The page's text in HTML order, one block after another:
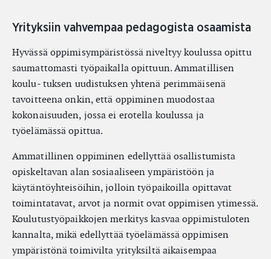
Yrityksiin vahvempaa pedagogista osaamista
Hyvässä oppimisympäristössä niveltyy koulussa opittu
saumattomasti työpaikalla opittuun. Ammatillisen
koulu- tuksen uudistuksen yhtenä perimmäisenä
tavoitteena onkin, että oppiminen muodostaa
kokonaisuuden, jossa ei erotella koulussa ja
työelämässä opittua.
Ammatillinen oppiminen edellyttää osallistumista
opiskeltavan alan sosiaaliseen ympäristöön ja
käytäntöyhteisöihin, jolloin työpaikoilla opittavat
toimintatavat, arvot ja normit ovat oppimisen ytimessä.
Koulutustyöpaikkojen merkitys kasvaa oppimistuloten
kannalta, mikä edellyttää työelämässä oppimisen
ympäristönä toimivilta yrityksiltä aikaisempaa